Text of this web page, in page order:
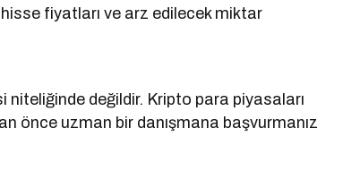
fiyatları ve arz edilecek miktar
niteliğinde değildir. Kripto para piyasaları
önce uzman bir danışmana başvurmanız